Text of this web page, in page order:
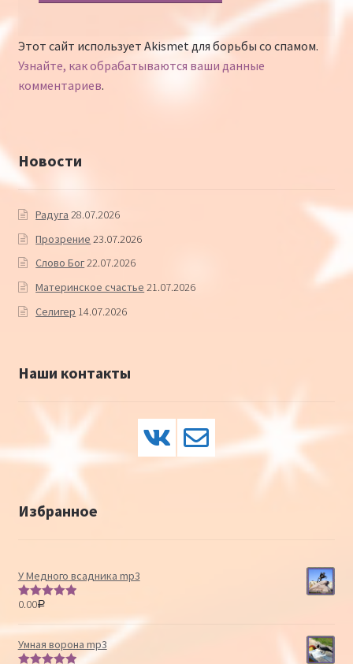
Этот сайт использует Akismet для борьбы со спамом.
Узнайте, как обрабатываются ваши данные
комментариев.
Новости
Радуга 28.07.2026
Прозрение 23.07.2026
Слово Бог22.07.2026
Материнское счастье 21.07.2026
Селигер 14.07.2026
Наши контакты
Избранное
У Медного всадника mp3
Оценка
0.00Р
Умная ворона mp3